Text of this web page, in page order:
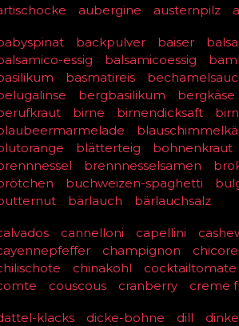
aubergine austernpilz
backpulver baiser
essig
balsamicoessig
basmatireis
bergbasilikum bergkäse
birne birnendicksaft
blätterteig bohnenkraut
brennnesselsamen
buchweizen-spaghetti
bärlauch bärlauchsalz
cannelloni capellini
champignon
chinakohl cocktailtomate
couscous cranberry creme
klacks dicke-bohne dill